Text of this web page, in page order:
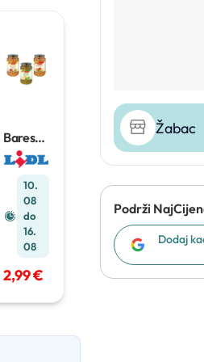
Baresa
Pesto
550 g
10.
08
do
16.
08
2,99 €
Žabac
Podrži
Dodaj